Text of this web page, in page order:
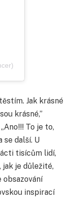
Jak krásné
krásné,”
To je to,
se další. U
tisícům lidí,
jak je důležité,
obsazování
inspirací